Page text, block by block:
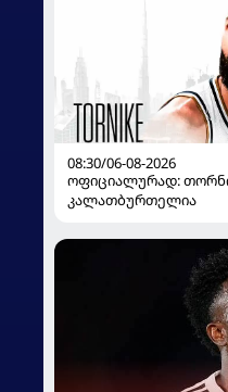
08:30/06-08-2026
ოფიციალურად:
კალათბურთელია